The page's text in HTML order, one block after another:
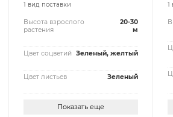
1 вид поставки
Высота взрослого
растения
20-30
м
Цвет соцветий Зеленый, желтый
Цвет листьев Зеленый
Показать еще
1